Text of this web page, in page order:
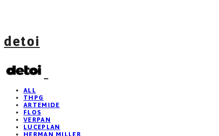
detoi
ALL
THPG
ARTEMIDE
FLOS
VERPAN
LUCEPLAN
HERMAN MILLER